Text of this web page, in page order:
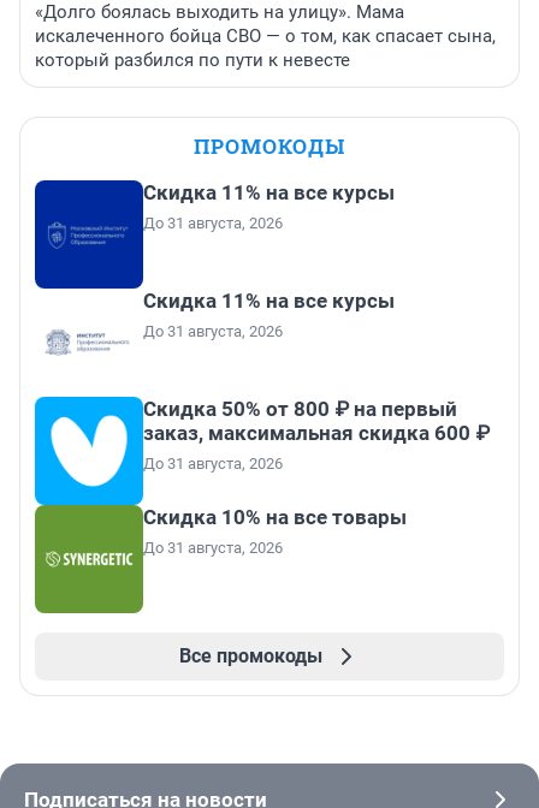
«Долго боялась выходить на улицу». Мама
искалеченного бойца СВО — о том, как спасает сына,
который разбился по пути к невесте
ПРОМОКОДЫ
Скидка 11% на все курсы
До 31 августа, 2026
Скидка 11% на все курсы
До 31 августа, 2026
Скидка 50% от 800 ₽ на первый
заказ, максимальная скидка 600 ₽
До 31 августа, 2026
Скидка 10% на все товары
До 31 августа, 2026
Все промокоды
Подписаться на новости